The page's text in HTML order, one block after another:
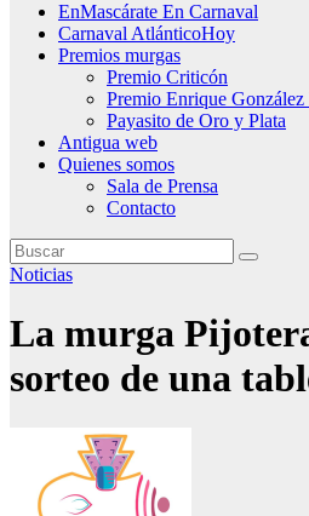
EnMascárate En Carnaval
Carnaval AtlánticoHoy
Premios murgas
Premio Criticón
Premio Enrique
Payasito de Oro y Plata
Antigua web
Quienes somos
Sala de Prensa
Contacto
Noticias
La murga
sorteo de una